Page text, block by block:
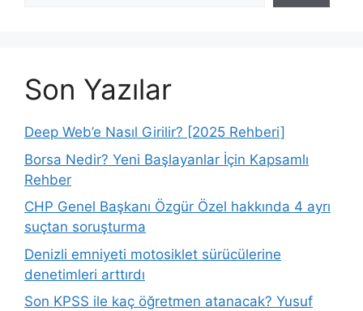
Son Yazılar
Deep Web’e Nasıl Girilir? [2025 Rehberi]
Borsa Nedir? Yeni Başlayanlar İçin Kapsamlı
Rehber
CHP Genel Başkanı Özgür Özel hakkında 4 ayrı
suçtan soruşturma
Denizli emniyeti motosiklet sürücülerine
denetimleri arttırdı
Son KPSS ile kaç öğretmen atanacak? Yusuf